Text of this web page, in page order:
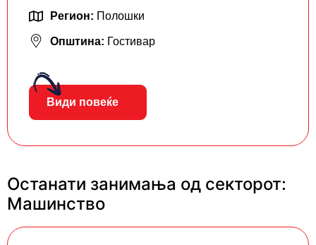
Регион: Полошки
Општина: Гостивар
Види повеќе
Останати занимања од секторот:
Машинство